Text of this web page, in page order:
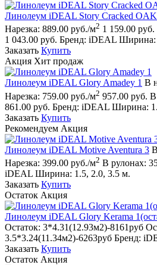
Линолеум iDEAL Story Cracked
Нарезка: 889.00 руб./м2 1 159.00 руб.
1 043.00 руб. Бренд: iDEAL Ширина:
Заказать Купить
Акция Хит продаж
Линолеум iDEAL Glory Amadey 1 В
Нарезка: 759.00 руб./м2 957.00 руб. В
861.00 руб. Бренд: iDEAL Ширина:
Заказать Купить
Рекомендуем Акция
Линолеум iDEAL Motive Aventura 3
Нарезка: 399.00 руб./м2 В рулонах:
iDEAL Ширина: 1.5, 2.0, 3.5 м.
Заказать Купить
Остаток Акция
Линолеум iDEAL Glory Kerama
Остаток: 3*4.31(12.93м2)-8161руб
3.5*3.24(11.34м2)-6263руб Бренд:
Заказать Купить
Остаток Акция